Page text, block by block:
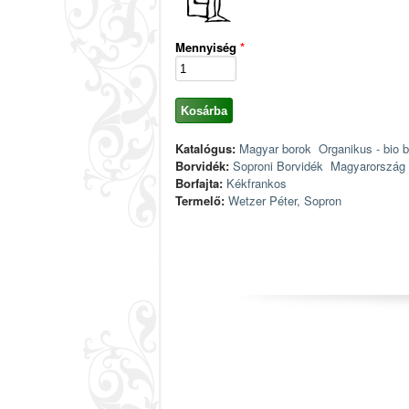
Mennyiség *
Katalógus: Magyar borok Organikus - bio
Borvidék: Soproni Borvidék Magyarország
Borfajta: Kékfrankos
Termelő: Wetzer Péter, Sopron